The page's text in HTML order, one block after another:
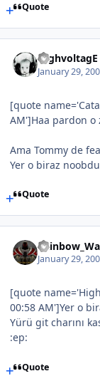
Quote
HighvoltagE
January 29,
[quote
AM']Haa pardon o
Ama Tommy de
Yer o biraz
Quote
January 29,
[quote
00:58 AM']Yer o
Yürü git charını
:ep:
Quote